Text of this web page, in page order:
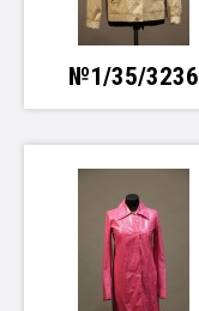
№1/35/3236